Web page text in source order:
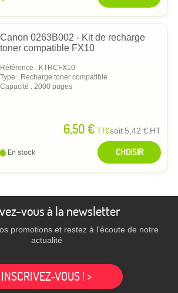
Canon 0263B002 - Kit de recharge
toner compatible FX10
Référence : KTRCFX10
Type : Recharge toner compatible
Capacité : 2000 pages
6,50 € TTCsoit 5,42 € HT
En stock CHOISIR
vous à la newsletter
promotions et restez à l'écoute de notre
actualité
INSCRIVEZ-VOUS ! >